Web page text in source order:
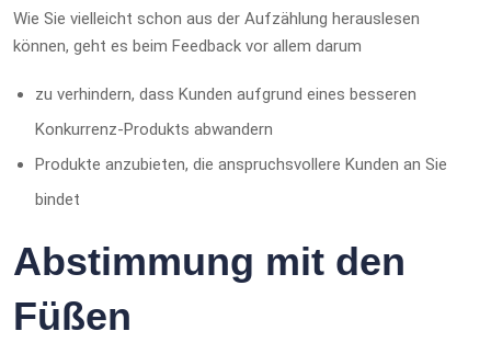
Wie Sie vielleicht schon aus der Aufzählung herauslesen
können, geht es beim Feedback vor allem darum
zu verhindern, dass Kunden aufgrund eines besseren
Konkurrenz-Produkts abwandern
Produkte anzubieten, die anspruchsvollere Kunden an Sie
bindet
Abstimmung mit den
Füßen